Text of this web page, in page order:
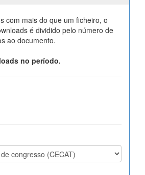
com mais do que um ficheiro, o
é dividido pelo número de
ao documento.
no período.